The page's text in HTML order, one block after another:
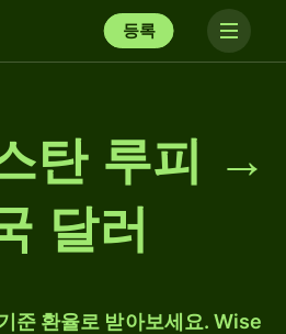
등록
탄 루피 →
달러
준 환율로 받아보세요. Wise